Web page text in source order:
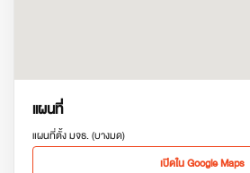
แผนที่
แผนที่ตั้ง มจธ. (บางมด)
เปิดใน Google Maps